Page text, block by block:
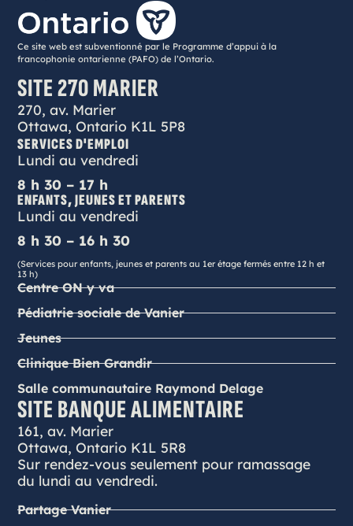
Ce site web est subventionné par le Programme d’appui à la
francophonie ontarienne (PAFO) de l’Ontario.
SITE 270 MARIER
270, av. Marier
Ottawa, Ontario K1L 5P8
SERVICES D'EMPLOI
Lundi au vendredi
8 h 30 – 17 h
ENFANTS, JEUNES ET PARENTS
Lundi au vendredi
8 h 30 – 16 h 30
(Services pour enfants, jeunes et parents au 1er étage fermés entre 12 h et
13 h)
Centre ON y va
Pédiatrie sociale de Vanier
Jeunes
Clinique Bien Grandir
Salle communautaire Raymond Delage
SITE BANQUE ALIMENTAIRE
161, av. Marier
Ottawa, Ontario K1L 5R8
Sur rendez-vous seulement pour ramassage
du lundi au vendredi.
Partage Vanier